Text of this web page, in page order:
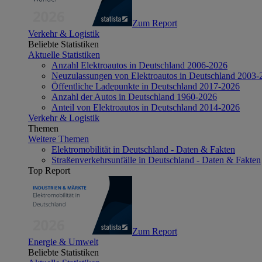
Zum Report
Verkehr & Logistik
Beliebte Statistiken
Aktuelle Statistiken
Anzahl Elektroautos in Deutschland 2006-2026
Neuzulassungen von Elektroautos in Deutschland 2003-
Öffentliche Ladepunkte in Deutschland 2017-2026
Anzahl der Autos in Deutschland 1960-2026
Anteil von Elektroautos in Deutschland 2014-2026
Verkehr & Logistik
Themen
Weitere Themen
Elektromobilität in Deutschland - Daten & Fakten
Straßenverkehrsunfälle in Deutschland - Daten & Fakten
Top Report
Zum Report
Energie & Umwelt
Beliebte Statistiken